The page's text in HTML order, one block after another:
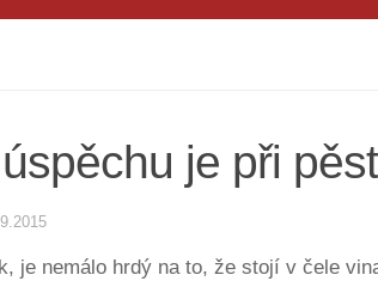
je při
je nemálo hrdý na to, že stojí v čele